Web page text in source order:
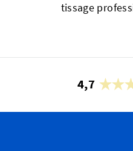
tissage
4,7